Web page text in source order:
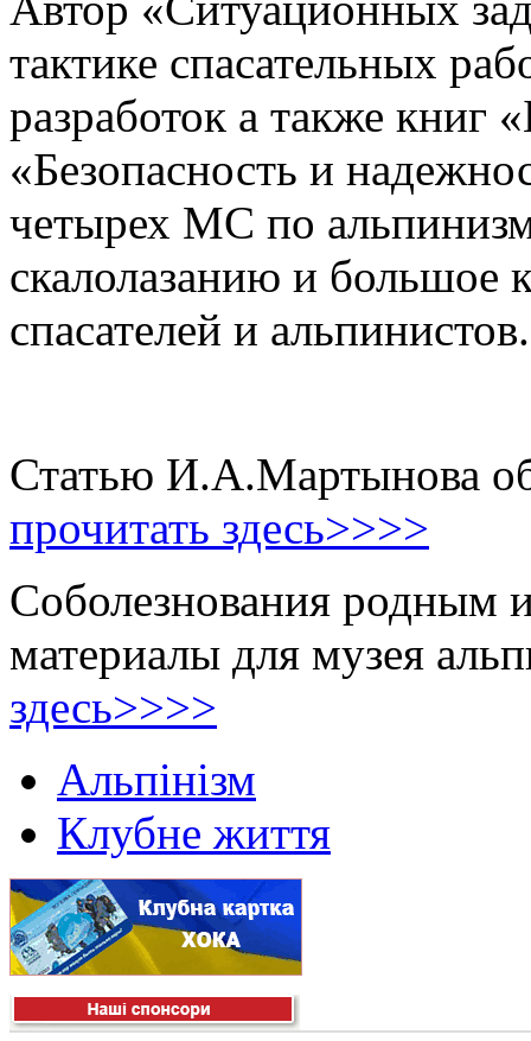
тактике спасательных
разработок а также книг
«Безопасность и
четырех МС по
скалолазанию и большое
спасателей и альпинистов.
Статью И.А.Мартынова
прочитать здесь>>>>
Соболезнования родным
материалы для музея
здесь>>>>
Альпінізм
Клубне життя